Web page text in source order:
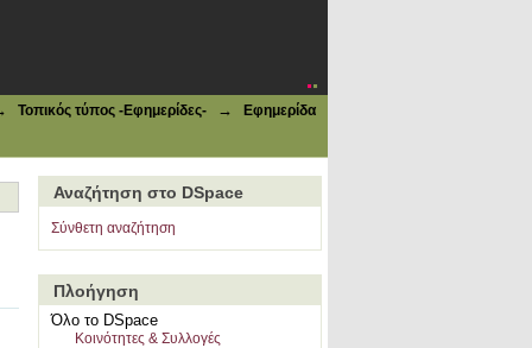
Τοπικός τύπος -Εφημερίδες- →
Εφημερίδα
Αναζήτηση στο DSpace
Σύνθετη αναζήτηση
Πλοήγηση
Όλο το DSpace
Κοινότητες & Συλλογές